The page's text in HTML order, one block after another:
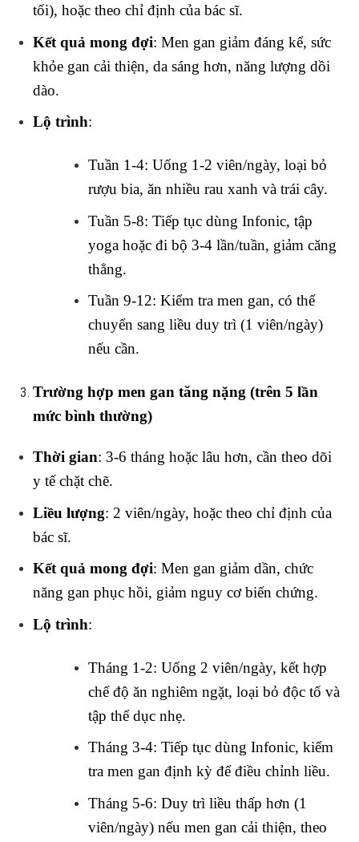
tối), hoặc theo chỉ định của bác sĩ.
Kết quả mong đợi: Men gan giảm đáng kể, sức
khỏe gan cải thiện, da sáng hơn, năng lượng dồi
dào.
Lộ trình:
Tuần 1-4: Uống 1-2 viên/ngày, loại bỏ
rượu bia, ăn nhiều rau xanh và trái cây.
Tuần 5-8: Tiếp tục dùng Infonic, tập
yoga hoặc đi bộ 3-4 lần/tuần, giảm căng
thẳng.
Tuần 9-12: Kiểm tra men gan, có thể
chuyển sang liều duy trì (1 viên/ngày)
nếu cần.
Trường hợp men gan tăng nặng (trên 5 lần
mức bình thường)
Thời gian: 3-6 tháng hoặc lâu hơn, cần theo dõi
y tế chặt chẽ.
Liều lượng: 2 viên/ngày, hoặc theo chỉ định của
bác sĩ.
Kết quả mong đợi: Men gan giảm dần, chức
năng gan phục hồi, giảm nguy cơ biến chứng.
Lộ trình:
Tháng 1-2: Uống 2 viên/ngày, kết hợp
chế độ ăn nghiêm ngặt, loại bỏ độc tố và
tập thể dục nhẹ.
Tháng 3-4: Tiếp tục dùng Infonic, kiểm
tra men gan định kỳ để điều chỉnh liều.
Tháng 5-6: Duy trì liều thấp hơn (1
viên/ngày) nếu men gan cải thiện, theo